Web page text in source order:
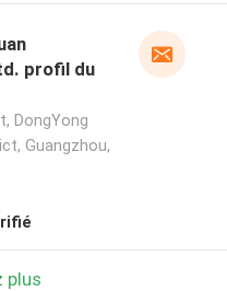
profil du
DongYong
Guangzhou,
plus